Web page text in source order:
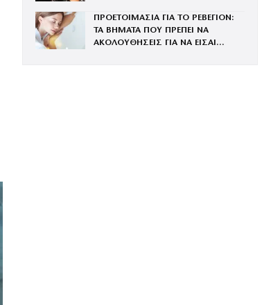
ΠΡΟΕΤΟΙΜΑΣΙΑ ΓΙΑ ΤΟ ΡΕΒΕΓΙΟΝ:
ΤΑ ΒΗΜΑΤΑ ΠΟΥ ΠΡΕΠΕΙ ΝΑ
ΑΚΟΛΟΥΘΗΣΕΙΣ ΓΙΑ ΝΑ ΕΙΣΑΙ